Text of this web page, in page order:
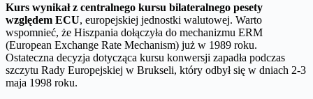
Kurs wynikał z centralnego kursu bilateralnego pesety
względem ECU, europejskiej jednostki walutowej. Warto
wspomnieć, że Hiszpania dołączyła do mechanizmu ERM
(European Exchange Rate Mechanism) już w 1989 roku.
Ostateczna decyzja dotycząca kursu konwersji zapadła podczas
szczytu Rady Europejskiej w Brukseli, który odbył się w dniach 2-3
maja 1998 roku.